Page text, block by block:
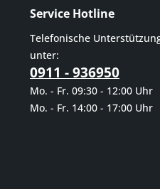
Service Hotline
Telefonische
unter:
0911 - 936950
Mo. - Fr. 09:30 - 12:00 Uhr
Mo. - Fr. 14:00 - 17:00 Uhr